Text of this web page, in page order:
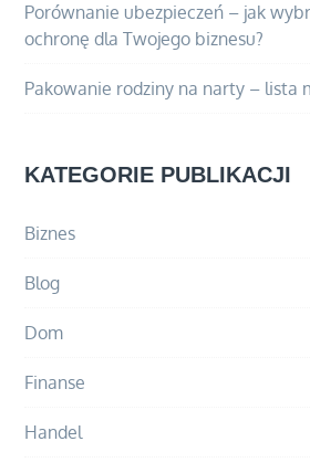
Porównanie ubezpieczeń – jak
ochronę dla Twojego biznesu?
Pakowanie rodziny na narty – lista
KATEGORIE PUBLIKACJI
Biznes
Blog
Dom
Finanse
Handel